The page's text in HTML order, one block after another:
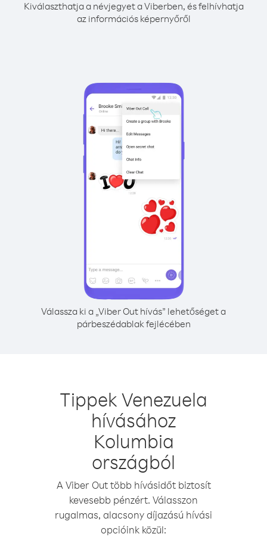
Kiválaszthatja a névjegyet a Viberben, és felhívhatja
az információs képernyőről
Válassza ki a „Viber Out hívás” lehetőséget a
párbeszédablak fejlécében
Tippek Venezuela
hívásához
Kolumbia
országból
A Viber Out több hívásidőt biztosít
kevesebb pénzért. Válasszon
rugalmas, alacsony díjazású hívási
opcióink közül: